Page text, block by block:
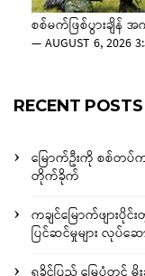
စစ်မက်ဖြစ်ပွားချိန်
—AUGUST 6, 2026
RECENT POSTS
မြောက်ဦးကို စစ်တပ်
တိုက်ခိုက်
ကချင်မြောက်ဖျား
ပြင်ဆင်မှုများ လုပ်ဆ